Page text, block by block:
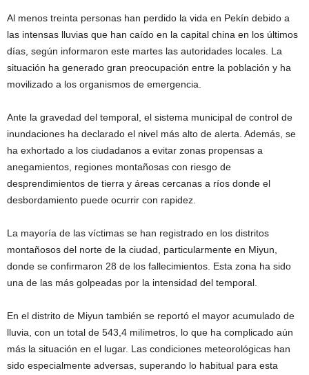
Al menos treinta personas han perdido la vida en Pekín debido a
las intensas lluvias que han caído en la capital china en los últimos
días, según informaron este martes las autoridades locales. La
situación ha generado gran preocupación entre la población y ha
movilizado a los organismos de emergencia.
Ante la gravedad del temporal, el sistema municipal de control de
inundaciones ha declarado el nivel más alto de alerta. Además, se
ha exhortado a los ciudadanos a evitar zonas propensas a
anegamientos, regiones montañosas con riesgo de
desprendimientos de tierra y áreas cercanas a ríos donde el
desbordamiento puede ocurrir con rapidez.
La mayoría de las víctimas se han registrado en los distritos
montañosos del norte de la ciudad, particularmente en Miyun,
donde se confirmaron 28 de los fallecimientos. Esta zona ha sido
una de las más golpeadas por la intensidad del temporal.
En el distrito de Miyun también se reportó el mayor acumulado de
lluvia, con un total de 543,4 milímetros, lo que ha complicado aún
más la situación en el lugar. Las condiciones meteorológicas han
sido especialmente adversas, superando lo habitual para esta